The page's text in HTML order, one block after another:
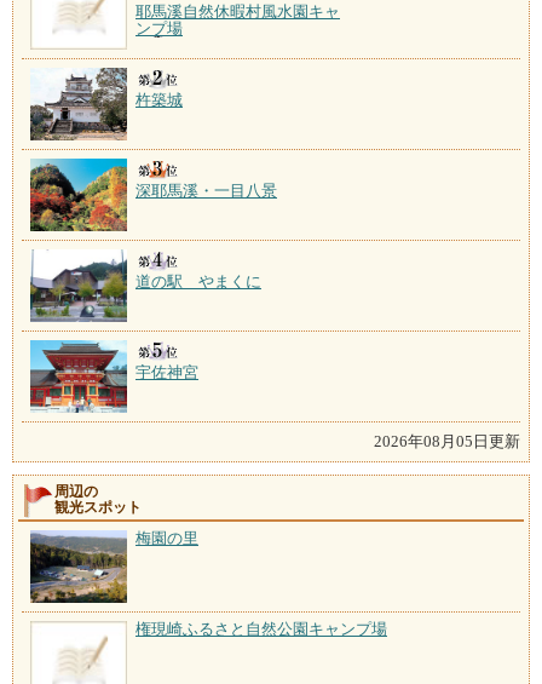
耶馬溪自然休暇村風水園キャ
ンプ場
杵築城
深耶馬溪・一目八景
道の駅 やまくに
宇佐神宮
2026年08月05日更新
周辺の
観光スポット
梅園の里
権現崎ふるさと自然公園キャンプ場